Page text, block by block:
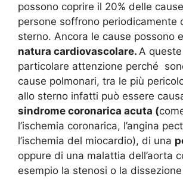
possono coprire il 20% delle
persone soffrono periodicamente
sterno. Ancora le cause possono
natura cardiovascolare. A
particolare attenzione perché
cause polmonari, tra le più
allo sterno infatti può essere
sindrome coronarica acuta (
l’ischemia coronarica, l’angina
l’ischemia del miocardio), di una
oppure di una malattia dell’aorta
esempio la stenosi o la